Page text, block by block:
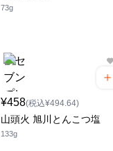
73g
¥458(税込¥494.64)
山頭火 旭川とんこつ塩
133g